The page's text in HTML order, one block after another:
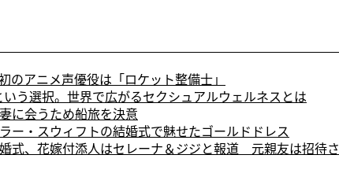
のアニメ声優役は「ロケット整備士」
いう選択。世界で広がるセクシュアルウェルネスとは
に会うため船旅を決意
ー・スウィフトの結婚式で魅せたゴールドドレス
式、花嫁付添人はセレーナ＆ジジと報道 元親友は招待さ